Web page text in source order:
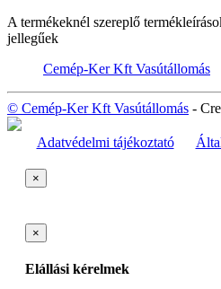
A termékeknél szereplő
jellegűek
Cemép-Ker Kft Vasútállomás
© Cemép-Ker Kft Vasútállomás -
Adatvédelmi tájékoztató
×
×
Elállási kérelmek